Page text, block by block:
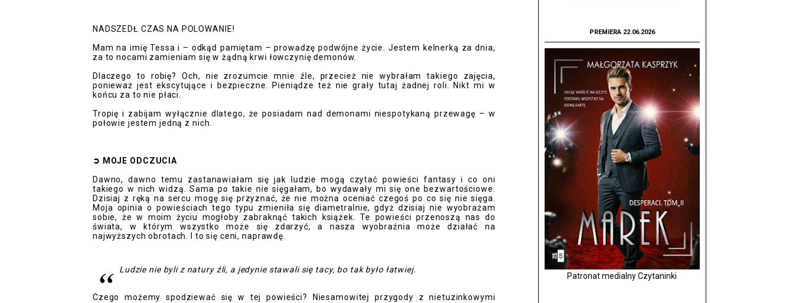
NADSZEDŁ CZAS NA POLOWANIE!
Mam na imię Tessa i – odkąd pamiętam – prowadzę podwójne życie. Jestem kelnerką za dnia,
za to nocami zamieniam się w żądną krwi łowczynię demonów.
Dlaczego to robię? Och, nie zrozumcie mnie źle, przecież nie wybrałam takiego zajęcia,
ponieważ jest ekscytujące i bezpieczne. Pieniądze też nie grały tutaj żadnej roli. Nikt mi w
końcu za to nie płaci.
Tropię i zabijam wyłącznie dlatego, że posiadam nad demonami niespotykaną przewagę – w
połowie jestem jedną z nich.
➲ MOJE ODCZUCIA
Dawno, dawno temu zastanawiałam się jak ludzie mogą czytać powieści fantasy i co oni
takiego w nich widzą. Sama po takie nie sięgałam, bo wydawały mi się one bezwartościowe.
Dzisiaj z ręką na sercu mogę się przyznać, że nie można oceniać czegoś po co się nie sięga.
Moja opinia o powieściach tego typu zmieniła się diametralnie, gdyż dzisiaj nie wyobrażam
sobie, że w moim życiu mogłoby zabraknąć takich książek. Te powieści przenoszą nas do
świata, w którym wszystko może się zdarzyć, a nasza wyobraźnia może działać na
najwyższych obrotach. I to się ceni, naprawdę.
Ludzie nie byli z natury źli, a jedynie stawali się tacy, bo tak było łatwiej.
Czego możemy spodziewać się w tej powieści? Niesamowitej przygody z nietuzinkowymi
PREMIERA 22.06.2026
Patronat medialny Czytaninki